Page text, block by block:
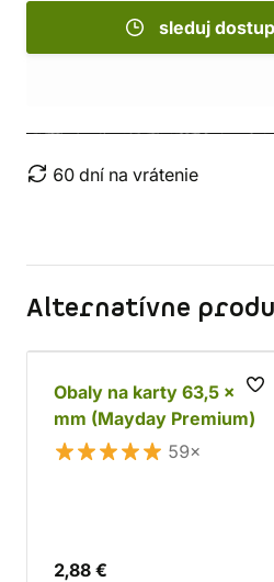
sleduj
60 dní na vrátenie
Alternatívne
Obaly na karty 63,5 x 88
mm (Mayday Premium)
59×
2,88 €